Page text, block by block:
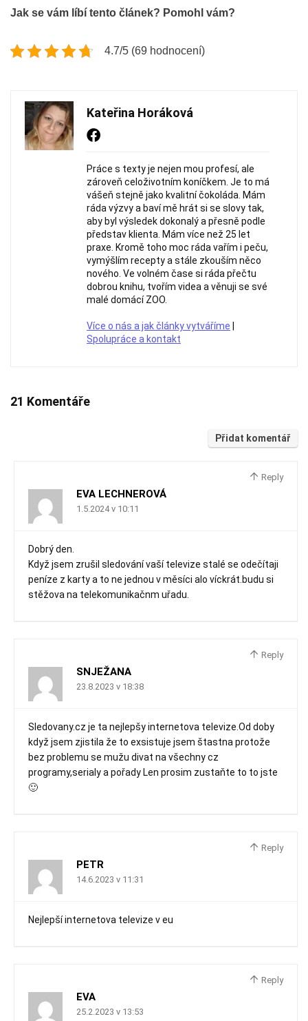
Jak se vám líbí tento článek? Pomohl vám?
4.7/5 (69 hodnocení)
Kateřina Horáková
Práce s texty je nejen mou profesí, ale
zároveň celoživotním koníčkem. Je to má
vášeň stejně jako kvalitní čokoláda. Mám
ráda výzvy a baví mě hrát si se slovy tak,
aby byl výsledek dokonalý a přesně podle
představ klienta. Mám více než 25 let
praxe. Kromě toho moc ráda vařím i peču,
vymýšlím recepty a stále zkouším něco
nového. Ve volném čase si ráda přečtu
dobrou knihu, tvořím videa a věnuji se své
malé domácí ZOO.
Více o nás a jak články vytváříme
Spolupráce a kontakt
21 Komentáře
Přidat komentář
Reply
EVA LECHNEROVÁ
1.5.2024 v 10:11
Dobrý den.
Když jsem zrušil sledování vaší televize stalé se odečítaji
peníze z karty a to ne jednou v měsíci alo víckrát.budu si
stěžova na telekomunikačnm uřadu.
Reply
SNJEŽANA
23.8.2023 v 18:38
Sledovany.cz je ta nejlepšy internetova televize.Od doby
když jsem zjistila že to exsistuje jsem štastna protože
bez problemu se mužu divat na všechny cz
programy,serialy a pořady Len prosim zustaňte to to jste
🙂
Reply
PETR
14.6.2023 v 11:31
Nejlepší internetova televize v eu
Reply
EVA
25.2.2023 v 13:53